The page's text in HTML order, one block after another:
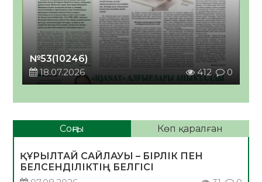
№53(10246)
18.07.2026
412 0
Соңғы Көп қаралған
ҚҰРЫЛТАЙ САЙЛАУЫ – БІРЛІК ПЕН
БЕЛСЕНДІЛІКТІҢ БЕЛГІСІ